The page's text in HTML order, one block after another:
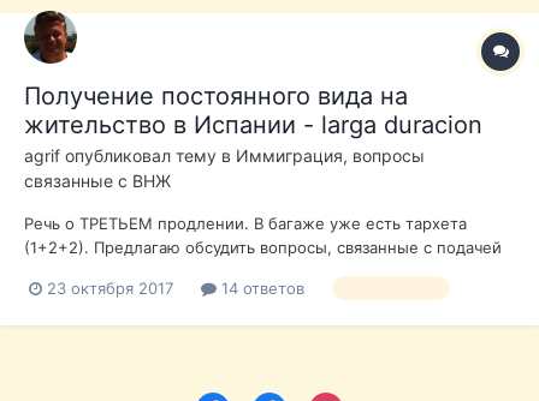
Получение постоянного вида на
жительство в Испании - larga duracion
agrif опубликовал тему в Иммиграция, вопросы
связанные с ВНЖ
Речь о ТРЕТЬЕМ продлении. В багаже уже есть тархета
(1+2+2). Предлагаю обсудить вопросы, связанные с подачей
разминки. - За сколько дней можно подавать документы? 30
23 октября 2017 14 ответов